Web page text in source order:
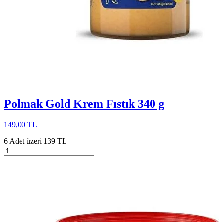
Polmak Gold Krem Fıstık 340 g
149,00 TL
6 Adet üzeri 139 TL